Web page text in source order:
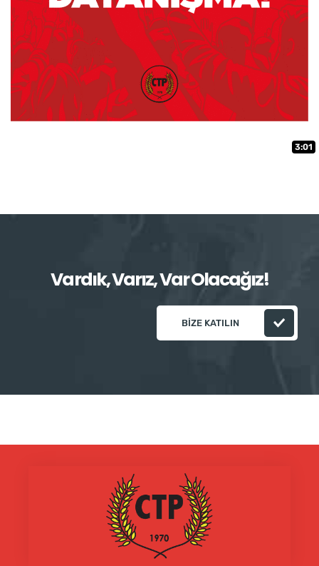
3:01
Vardık, Varız, Var Olacağız!
BIZE KATILIN